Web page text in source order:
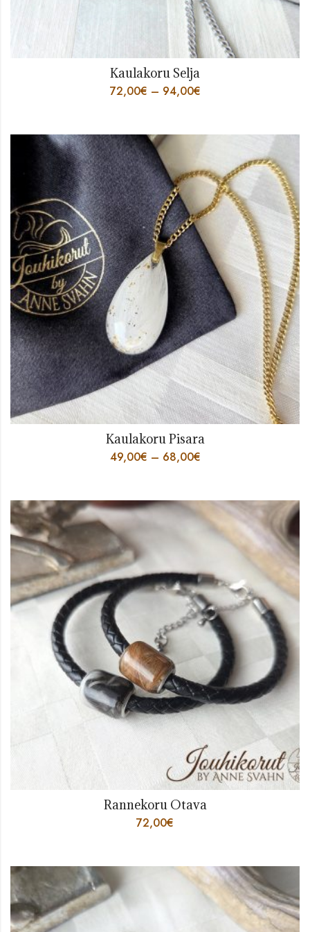
Kaulakoru Selja
72,00€ – 94,00€
Kaulakoru Pisara
49,00€ – 68,00€
Rannekoru Otava
72,00€